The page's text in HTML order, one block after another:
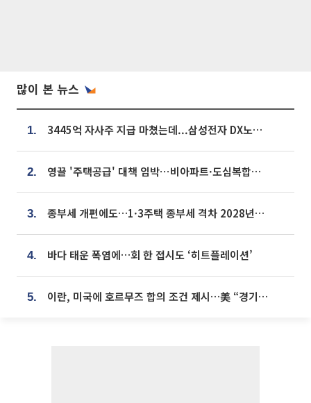
많이 본 뉴스
1. 3445억 자사주 지급 마쳤는데...삼성전자 DX노조, 뒤늦은 '떼쓰기 집회'
2. 영끌 '주택공급' 대책 임박⋯비아파트·도심복합까지 총동원
3. 종부세 개편에도…1·3주택 종부세 격차 2028년부터 확대
4. 바다 태운 폭염에…회 한 접시도 ‘히트플레이션’
5. 이란, 미국에 호르무즈 합의 조건 제시…美 “경기 아직 안 끝나” [종합]